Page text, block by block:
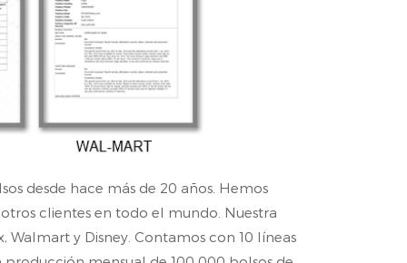
desde hace más de 20 años. Hemos
clientes en todo el mundo. Nuestra
Walmart y Disney. Contamos con 10 líneas